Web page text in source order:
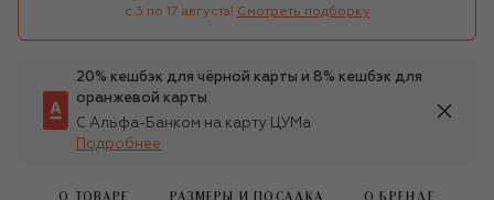
с 3 по 17 августа! Смотреть подборку
20% кешбэк для чёрной карты и 8% кешбэк для
оранжевой карты
С Альфа-Банком на карту ЦУМа
Подробнее
О ТОВАРЕ РАЗМЕРЫ И ПОСАДКА О БРЕНДЕ